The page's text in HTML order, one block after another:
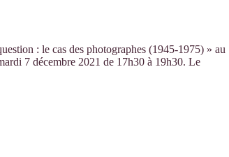
: le cas des photographes (1945-1975) » au
7 décembre 2021 de 17h30 à 19h30. Le